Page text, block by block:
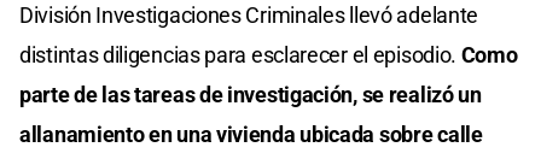
División Investigaciones Criminales llevó adelante
distintas diligencias para esclarecer el episodio. Como
parte de las tareas de investigación, se realizó un
allanamiento en una vivienda ubicada sobre calle